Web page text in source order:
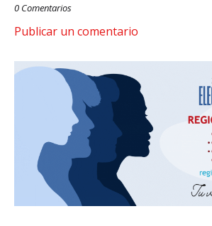
0 Comentarios
Publicar un comentario